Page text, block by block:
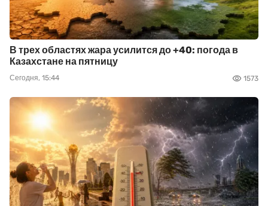
В трех областях жара усилится до +40: погода в
Казахстане на пятницу
Сегодня, 15:44 1573